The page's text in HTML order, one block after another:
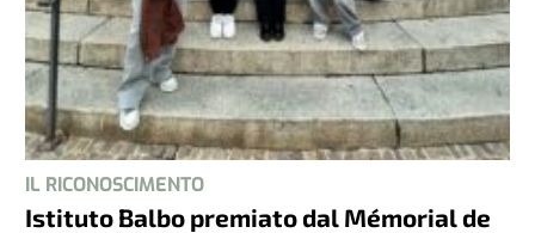
IL RICONOSCIMENTO
Istituto Balbo premiato dal Mémorial de